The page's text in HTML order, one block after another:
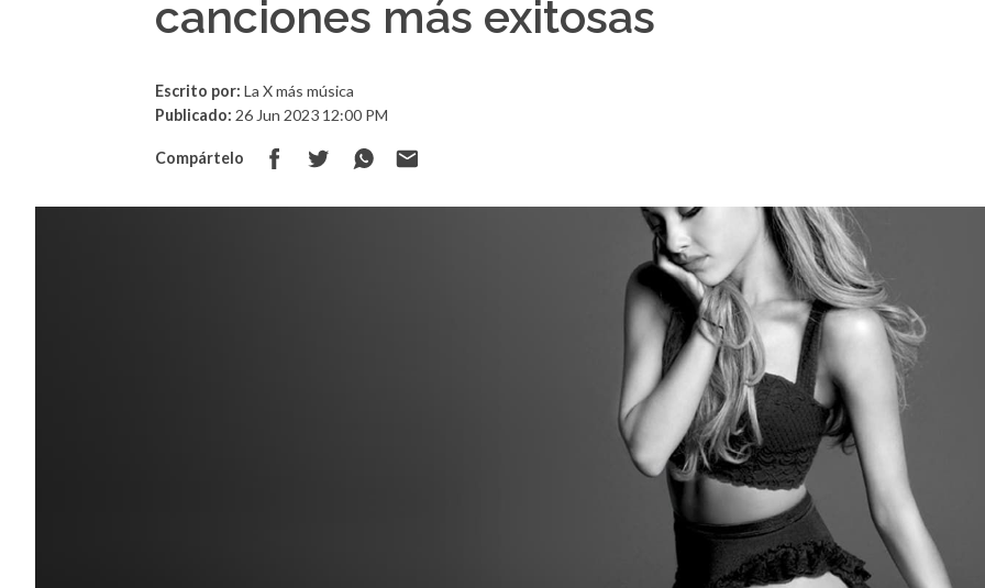
canciones más exitosas
Escrito por: La X más música
Publicado: 26 Jun 2023 12:00 PM
Compártelo